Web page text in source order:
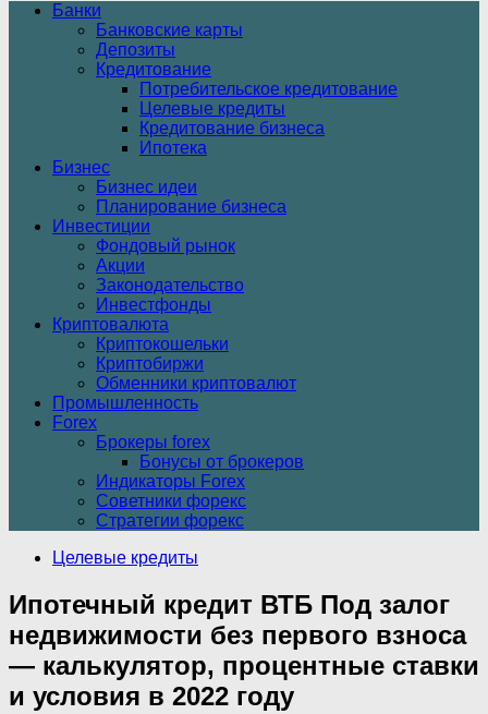
Банки
Банковские карты
Депозиты
Кредитование
Потребительское кредитование
Целевые кредиты
Кредитование бизнеса
Ипотека
Бизнес
Бизнес идеи
Планирование бизнеса
Инвестиции
Фондовый рынок
Акции
Законодательство
Инвестфонды
Криптовалюта
Криптокошельки
Криптобиржи
Обменники криптовалют
Промышленность
Forex
Брокеры forex
Бонусы от брокеров
Индикаторы Forex
Советники форекс
Стратегии форекс
Целевые кредиты
Ипотечный кредит ВТБ Под залог
недвижимости без первого взноса
— калькулятор, процентные ставки
и условия в 2022 году